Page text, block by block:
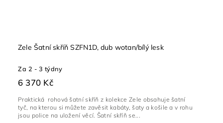
Zele Šatní skříň SZFN1D, dub wotan/bílý lesk
Za 2 - 3 týdny
6 370 Kč
Praktická rohová šatní skříň z kolekce Zele obsahuje šatní
tyč, na kterou si můžete zavěsit kabáty, šaty a košile a v rohu
jsou police na uložení věcí. Šatní skříň se...